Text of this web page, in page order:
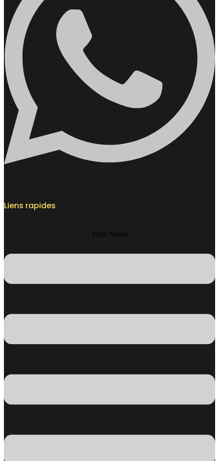
Liens rapides
Main Menu